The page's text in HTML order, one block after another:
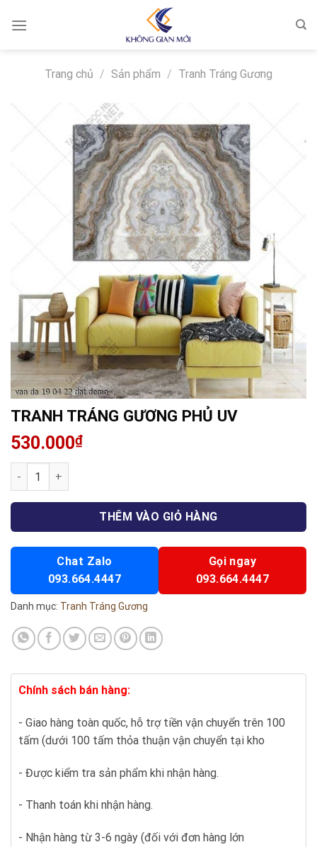
Trang chủ / Sản phẩm / Tranh Tráng Gương
TRANH TRÁNG GƯƠNG PHỦ UV
530.000₫
TRANH TRÁNG GƯƠNG PHỦ UV số lượng
THÊM VÀO GIỎ HÀNG
Chat Zalo
093.664.4447
Gọi ngay
093.664.4447
Danh mục: Tranh Tráng Gương
Chính sách bán hàng:
- Giao hàng toàn quốc, hỗ trợ tiền vận chuyển trên 100
tấm (dưới 100 tấm thỏa thuận vận chuyển tại kho
- Được kiểm tra sản phẩm khi nhận hàng.
- Thanh toán khi nhận hàng.
- Nhận hàng từ 3-6 ngày (đối với đơn hàng lớn